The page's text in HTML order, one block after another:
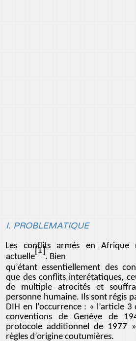
I. PROBLEMATIQUE
Les conflits armés en Afrique
actuelle
[1]
. Bien
qu’étant essentiellement des
que des conflits interétatiques,
de multiple atrocités et
personne humaine. Ils sont régis
DIH en l’occurrence : « l’article
conventions de Genève de
protocole additionnel de 1977
règles d’origine coutumières.